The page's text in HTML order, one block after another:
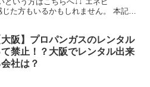
た方もいるかもしれません。 本記事
大阪】プロパンガスのレンタル
て禁止！？大阪でレンタル出来
社は？